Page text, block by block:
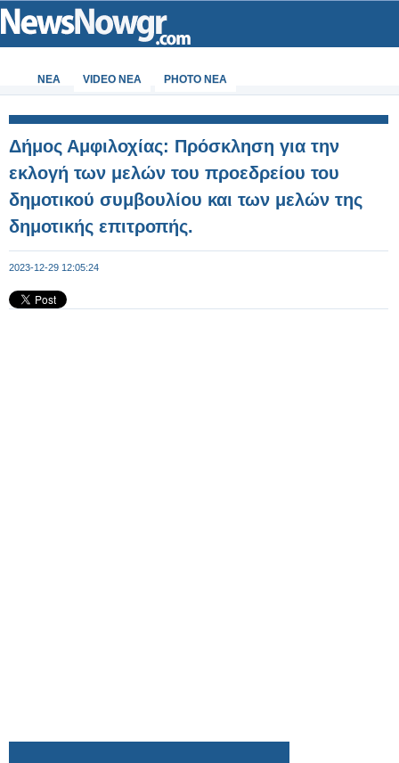
ΝΕΑ VIDEO NEA PHOTO NEA
Δήμος Αμφιλοχίας: Πρόσκληση για την
εκλογή των μελών του προεδρείου του
δημοτικού συμβουλίου και των μελών της
δημοτικής επιτροπής.
2023-12-29 12:05:24